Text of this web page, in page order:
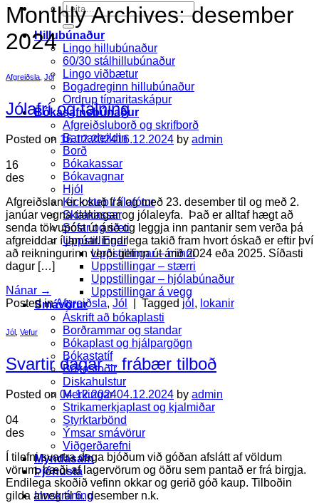
Search
for:
Hillubúnaður
Lingo hillubúnaður
60/30 stálhillubúnaður
Lingo viðbætur
Bogadreginn hillubúnaður
Ordrup tímaritaskápur
Bókasafnsbúnaður
Afgreiðsluborð og skrifborð
Barnadeildin
Borð
Bókakassar
Bókavagnar
Hjól
Kick step / fílafótur
Skilakassar
Sófar og sæti
Uppstillingar
Uppstillingar – minni
Uppstillingar – stærri
Uppstillingar – hjólabúnaður
Uppstillingar á vegg
Smávörur
Áskrift að bókaplasti
Borðrammar og standar
Bókaplast og hjálpargögn
Bókastatíf
Bókastoðir
Diskahulstur
Merkingar
Strikamerkjaplast og kjalmiðar
Styrktarbönd
Ýmsar smávörur
Viðgerðarefni
Myndasafn
Þjónusta
Innskráning
Monthly Archives:desember
2024
Afgreiðsla, Jól
Jólafrí og talning
Posted on 16.12.202416.12.2024 by admin
16
des
Afgreiðslan er lokuð frá og með 23. desember til og með 2.
janúar vegna talningar og jólaleyfa. Það er alltaf hægt að
senda tölvupóst út árið og leggja inn pantanir sem verða þá
afgreiddar í janúar. Endilega takið fram hvort óskað er eftir því
að reikningurinn verði gefinn út árið 2024 eða 2025. Síðasti
dagur […]
Nánar →
Posted inAfgreiðsla, Jól Tagged jól , lokanir
Jól Vefur
Svartir dagar – frábær tilboð
Posted on 04.12.202404.12.2024 by admin
04
des
Í tilefni svartra daga bjóðum við góðan afslátt af völdum
vörum, bæði af lagervörum og öðru sem pantað er frá birgja.
Endilega skoðið vefinn okkar og gerið góð kaup. Tilboðin
gilda alveg til 6. desember n.k.